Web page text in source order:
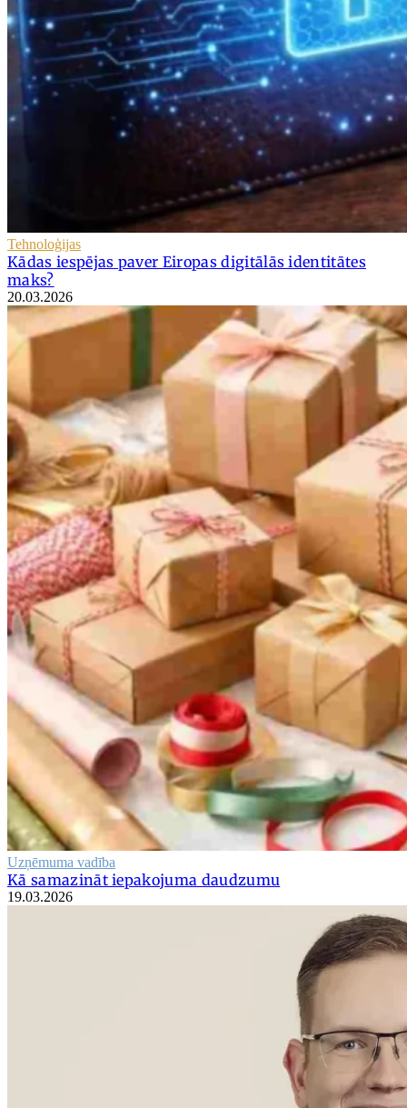
Tehnoloģijas
Kādas iespējas paver Eiropas digitālās identitātes
maks?
20.03.2026
Uzņēmuma vadība
Kā samazināt iepakojuma daudzumu
19.03.2026